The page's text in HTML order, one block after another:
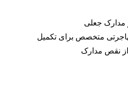
مدارک جعلی
متخصص برای تکمیل
از نقص مدارک